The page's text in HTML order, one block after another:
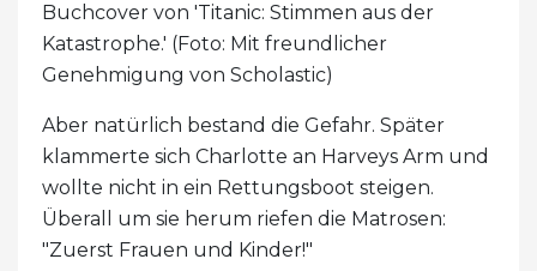
Buchcover von 'Titanic: Stimmen aus der
Katastrophe.' (Foto: Mit freundlicher
Genehmigung von Scholastic)
Aber natürlich bestand die Gefahr. Später
klammerte sich Charlotte an Harveys Arm und
wollte nicht in ein Rettungsboot steigen.
Überall um sie herum riefen die Matrosen:
"Zuerst Frauen und Kinder!"